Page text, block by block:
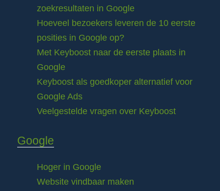
zoekresultaten in Google
Hoeveel bezoekers leveren de 10 eerste
posities in Google op?
Met Keyboost naar de eerste plaats in
Google
Keyboost als goedkoper alternatief voor
Google Ads
Veelgestelde vragen over Keyboost
Google
Hoger in Google
Website vindbaar maken